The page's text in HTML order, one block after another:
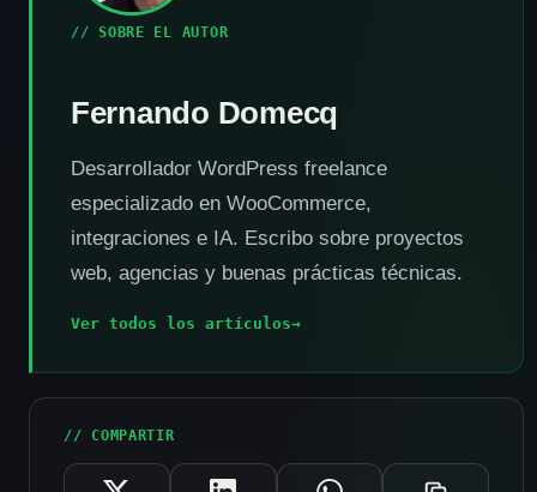
// SOBRE EL AUTOR
Fernando Domecq
Desarrollador WordPress freelance
especializado en WooCommerce,
integraciones e IA. Escribo sobre proyectos
web, agencias y buenas prácticas técnicas.
Ver todos los artículos→
// COMPARTIR